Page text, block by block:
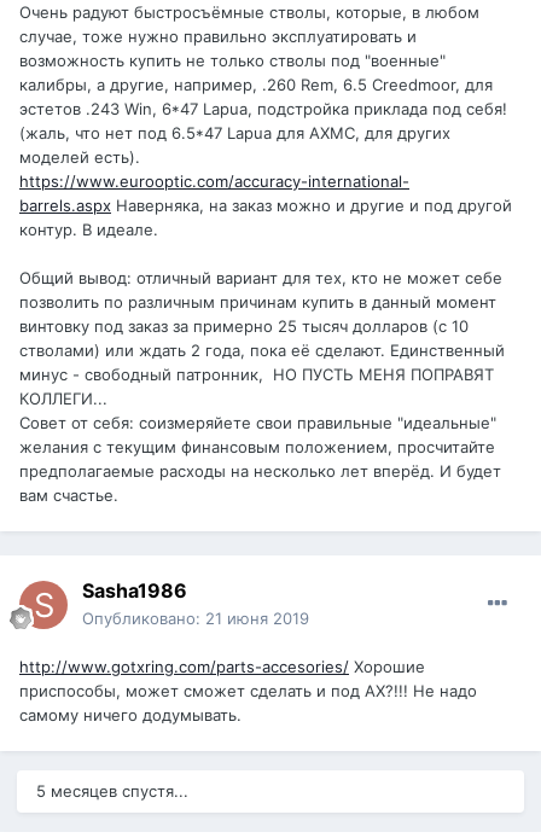
Очень радуют быстросъёмные стволы, которые, в любом
случае, тоже нужно правильно эксплуатировать и
возможность купить не только стволы под "военные"
калибры, а другие, например, .260 Rem, 6.5 Creedmoor, для
эстетов .243 Win, 6*47 Lapua, подстройка приклада под себя!
(жаль, что нет под 6.5*47 Lapua для AXMC, для других
моделей есть).
https://www.eurooptic.com/accuracy-international-
barrels.aspx Наверняка, на заказ можно и другие и под другой
контур. В идеале.
Общий вывод: отличный вариант для тех, кто не может себе
позволить по различным причинам купить в данный момент
винтовку под заказ за примерно 25 тысяч долларов (с 10
стволами) или ждать 2 года, пока её сделают. Единственный
минус - свободный патронник, НО ПУСТЬ МЕНЯ ПОПРАВЯТ
КОЛЛЕГИ...
Совет от себя: соизмеряйете свои правильные "идеальные"
желания с текущим финансовым положением, просчитайте
предполагаемые расходы на несколько лет вперёд. И будет
вам счастье.
Sasha1986
Опубликовано: 21 июня 2019
http://www.gotxring.com/parts-accesories/ Хорошие
приспособы, может сможет сделать и под AX?!!! Не надо
самому ничего додумывать.
5 месяцев спустя...